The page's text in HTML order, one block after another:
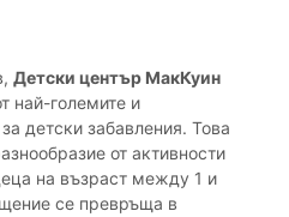
Детски център МакКуин
най-големите и
детски забавления. Това
от активности
на възраст между 1 и
се превръща в